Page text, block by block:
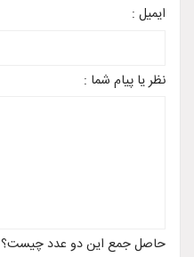
ایمیل :
نظر یا پیام شما :
حاصل جمع این دو عدد چیست؟ 1 + 12